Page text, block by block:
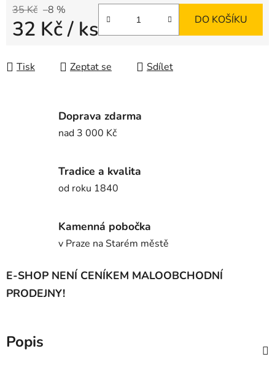
35 Kč –8 %
32 Kč/ ks DO KOŠÍKU
Tisk Zeptat se Sdílet
Doprava zdarma
nad 3 000 Kč
Tradice a kvalita
od roku 1840
Kamenná pobočka
v Praze na Starém městě
E-SHOP NENÍ CENÍKEM MALOOBCHODNÍ
PRODEJNY!
Popis